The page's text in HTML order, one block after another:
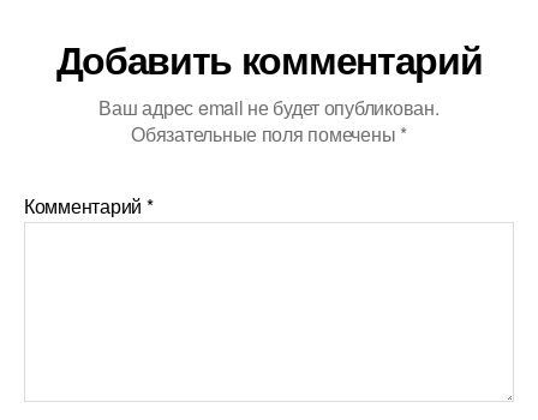
Добавить комментарий
Ваш адрес email не будет опубликован.
Обязательные поля помечены *
Комментарий *